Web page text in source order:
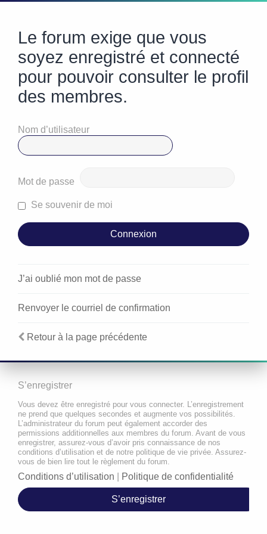
Le forum exige que vous
soyez enregistré et connecté
pour pouvoir consulter le profil
des membres.
Nom d’utilisateur
Mot de passe
Se souvenir de moi
J’ai oublié mon mot de passe
Renvoyer le courriel de confirmation
Retour à la page précédente
S’enregistrer
Vous devez être enregistré pour vous connecter. L’enregistrement
ne prend que quelques secondes et augmente vos possibilités.
L’administrateur du forum peut également accorder des
permissions additionnelles aux membres du forum. Avant de vous
enregistrer, assurez-vous d’avoir pris connaissance de nos
conditions d’utilisation et de notre politique de vie privée. Assurez-
vous de bien lire tout le règlement du forum.
Conditions d’utilisation Politique de confidentialité
S’enregistrer